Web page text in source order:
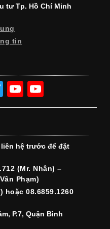
tư Tp. Hồ Chí Minh
tin
T
wi
er
Y
o
T
u
b
e
o
T
u
b
e
h
hệ trước để đặt
(Mr. Nhân) –
Phạm)
hoặc 08.6859.1260
P.7, Quận Bình